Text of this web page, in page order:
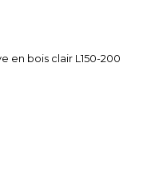
en bois clair L150-200